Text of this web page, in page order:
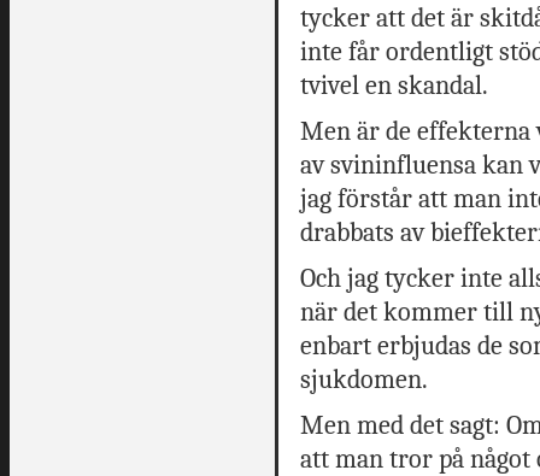
tycker att det är
inte får ordentligt
tvivel en skandal.
Men är de effekterna
av svininfluensa kan
jag förstår att man
drabbats av
Och jag tycker inte
när det kommer till
enbart erbjudas de
sjukdomen.
Men med det sagt:
att man tror på